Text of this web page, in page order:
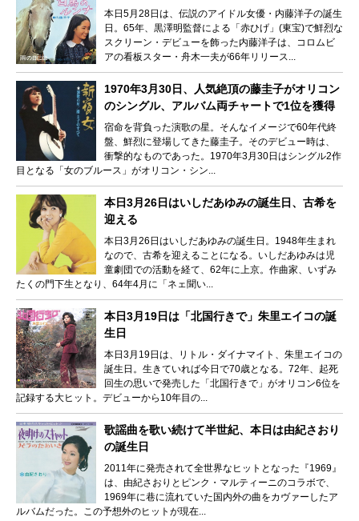
本日5月28日は、伝説のアイドル女優・内藤洋子の誕生
日。65年、黒澤明監督による「赤ひげ」(東宝)で鮮烈な
スクリーン・デビューを飾った内藤洋子は、コロムビ
アの看板スター・舟木一夫が66年リリース...
1970年3月30日、人気絶頂の藤圭子がオリコン
のシングル、アルバム両チャートで1位を獲得
宿命を背負った演歌の星。そんなイメージで60年代終
盤、鮮烈に登場してきた藤圭子。そのデビュー時は、
衝撃的なものであった。1970年3月30日はシングル2作
目となる「女のブルース」がオリコン・シン...
本日3月26日はいしだあゆみの誕生日、古希を
迎える
本日3月26日はいしだあゆみの誕生日。1948年生まれ
なので、古希を迎えることになる。いしだあゆみは児
童劇団での活動を経て、62年に上京。作曲家、いずみ
たくの門下生となり、64年4月に「ネェ聞い...
本日3月19日は「北国行きで」朱里エイコの誕
生日
本日3月19日は、リトル・ダイナマイト、朱里エイコの
誕生日。生きていれば今日で70歳となる。72年、起死
回生の思いで発売した「北国行きで」がオリコン6位を
記録する大ヒット。デビューから10年目の...
歌謡曲を歌い続けて半世紀、本日は由紀さおり
の誕生日
2011年に発売されて全世界なヒットとなった『1969』
は、由紀さおりとピンク・マルティーニのコラボで、
1969年に巷に流れていた国内外の曲をカヴァーしたア
ルバムだった。この予想外のヒットが現在...